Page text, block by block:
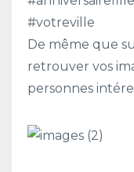
#votreville
De même que
retrouver vos
personnes